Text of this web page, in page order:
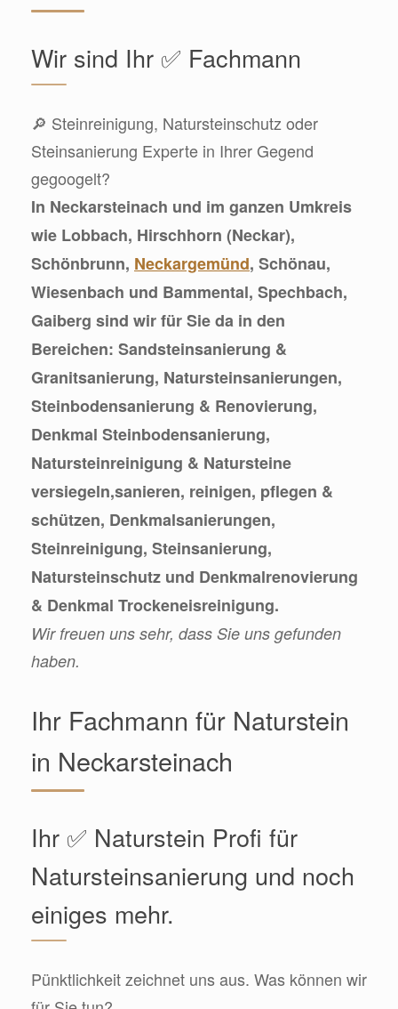
Wir sind Ihr ✅ Fachmann
🔎 Steinreinigung, Natursteinschutz oder
Steinsanierung Experte in Ihrer Gegend
gegoogelt?
In Neckarsteinach und im ganzen Umkreis
wie Lobbach, Hirschhorn (Neckar),
Schönbrunn, Neckargemünd, Schönau,
Wiesenbach und Bammental, Spechbach,
Gaiberg sind wir für Sie da in den
Bereichen: Sandsteinsanierung &
Granitsanierung, Natursteinsanierungen,
Steinbodensanierung & Renovierung,
Denkmal Steinbodensanierung,
Natursteinreinigung & Natursteine
versiegeln,sanieren, reinigen, pflegen &
schützen, Denkmalsanierungen,
Steinreinigung, Steinsanierung,
Natursteinschutz und Denkmalrenovierung
& Denkmal Trockeneisreinigung.
Wir freuen uns sehr, dass Sie uns gefunden
haben.
Ihr Fachmann für Naturstein
in Neckarsteinach
Ihr ✅ Naturstein Profi für
Natursteinsanierung und noch
einiges mehr.
Pünktlichkeit zeichnet uns aus. Was können wir